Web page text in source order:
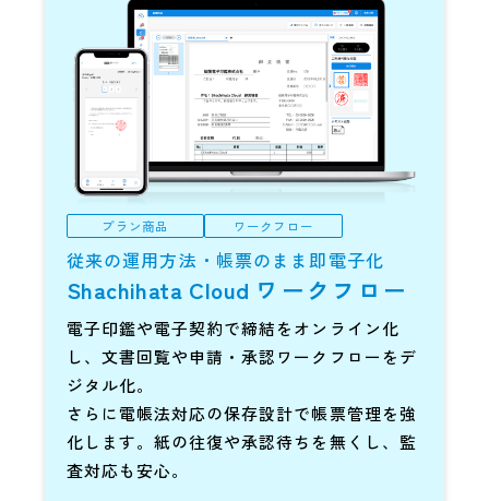
プラン商品 ワークフロー
従来の運用方法・帳票のまま即電子化
Shachihata Cloud ワークフロー
電子印鑑や電子契約で締結をオンライン化
し、文書回覧や申請・承認ワークフローをデ
ジタル化。
さらに電帳法対応の保存設計で帳票管理を強
化します。紙の往復や承認待ちを無くし、監
査対応も安心。